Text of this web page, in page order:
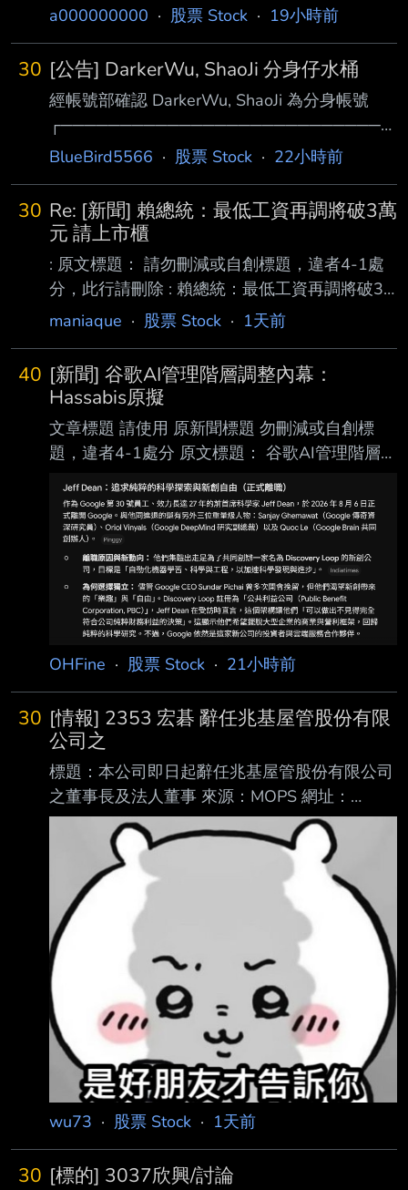
公司GOOGLE是其重要投資人 : 且提供
術分享協議 : 因此這並非是叛逃事件 這種事情叫
做外放 蔡力行從GG跑去GG旗下的大腸能 請問
蔡力行hen喜歡大腸嗎? : 另外補個人想法 :
GOOGL是我個人重要持股之一 : 因此也時常關
心他的進度跟消息 : 現在壞消息滿天飛 : 目前也
是一直在巴菲特防線上掙扎 : 相對可能
a000000000 · 股票 Stock · 19小時前
30 [公告] DarkerWu, ShaoJi 分身仔水桶
經帳號部確認 DarkerWu, ShaoJi 為分身帳號
┌────────────────────────────
─────────┐ │ 文章代碼(AID): #1gTpPgRs
│ 文章網址:
https://www.ptt.cc/bbs/ID_Multi/M.178619761
0.A.6F6.html │ │ 這一篇文章值 11 Ptt幣 │
└────────────────────────────
──────
BlueBird5566 · 股票 Stock · 22小時前
30 Re: [新聞] 賴總統：最低工資再調將破3萬
元 請上市櫃
: 原文標題： 請勿刪減或自創標題，違者4-1處
分，此行請刪除 : 賴總統：最低工資再調將破3
萬元 請上市櫃公司也加薪 : 原文連結： 網址超
2-2 處分。 :
https://udn.com/news/story/6656/9678199 : 發
布時間： 請勿張貼超過3天新聞 : 2026-8-7 : 記
者署名： : 歐芯萌 : 原文內容： : 賴清德總統7日
晚間出席「全國產職業總工會2026年度全國模
範勞工慶祝晚宴」。他表示 : ，勞工是台灣經濟
進步的幕後英
maniaque · 股票 Stock · 1天前
40 [新聞] 谷歌AI管理階層調整內幕：
Hassabis原擬
文章標題 請使用 原新聞標題 勿刪減或自創標
題，違者4-1處分 原文標題： 谷歌AI管理階層調
因擔憂股價 崩盤勸其暫留 原文連結：
https://m.cnyes.com/news/id/6566606 發布時
間： 2026-08-08 記者署名：BlockBeats 律動
財經 原文內容： BlockBeats 消息，8 月 8 日，
據業內消息人士透露，DeepMind 創始人 Demis
Hassabis 原計劃與 Jeff Dean 在同一時間
OHFine · 股票 Stock · 21小時前
30 [情報] 2353 宏碁 辭任兆基屋管股份有限
公司之
標題：本公司即日起辭任兆基屋管股份有限公司
之董事長及法人董事 來源：MOPS 網址：
https://mops.twse.com.tw/mops/#/web/t146sb
05?companyId=2353 內文： 1.事實發生
日:115/08/07 2.公司名稱:宏碁股份有限公司 3.
與公司關係(請輸入本公司或子公司):本公司 4.相
互持股比例:不適用 5.發生緣由:無 6.因應措施:無
7.其他應敘明事項(若事件發生或決議之主體係屬
公開發行以上公司，本則重大訊息同時 符合證
券交易法施行細則第7條第9款所定
wu73 · 股票 Stock · 1天前
30 [標的] 3037欣興/討論